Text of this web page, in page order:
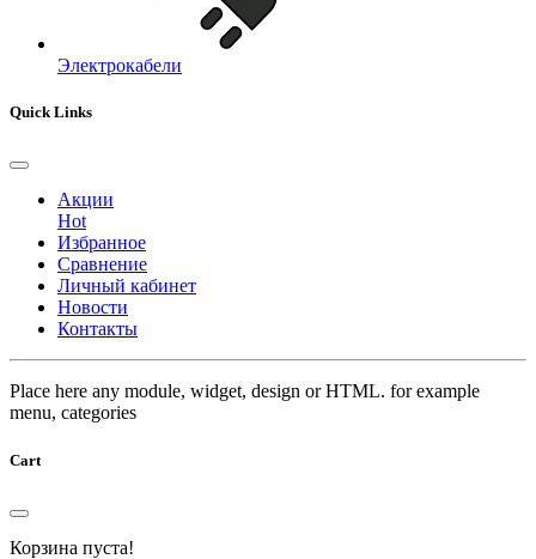
Электрокабели
Quick Links
Акции
Hot
Избранное
Сравнение
Личный кабинет
Новости
Контакты
Place here any module, widget, design or HTML. for example
menu, categories
Cart
Корзина пуста!